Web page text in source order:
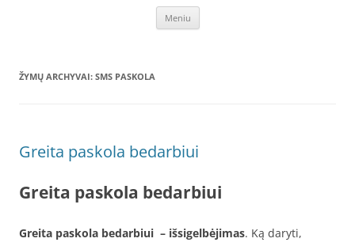
Meniu
ŽYMŲ ARCHYVAI: SMS PASKOLA
Greita paskola bedarbiui
Greita paskola bedarbiui
Greita paskola bedarbiui – išsigelbėjimas. Ką daryti,